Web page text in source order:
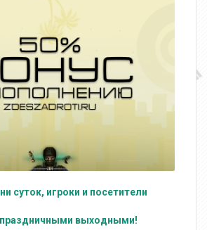
суток, игроки и посетители
праздничными выходными!